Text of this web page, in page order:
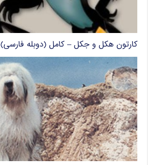
کارتون هکل و جکل – کامل (دوبله فارسی)